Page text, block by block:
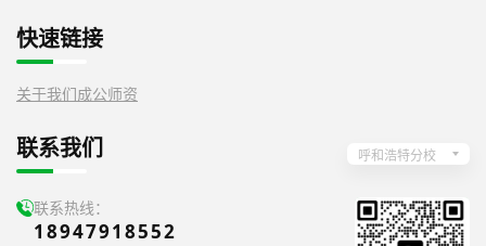
快速链接
关于我们成公师资
联系我们 呼和浩特分校
联系热线：
18947918552